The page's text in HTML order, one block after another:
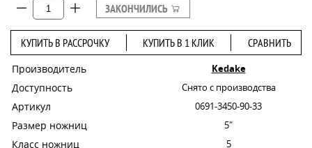
ЗАКОНЧИЛИСЬ
КУПИТЬ В РАССРОЧКУ КУПИТЬ В 1 КЛИК СРАВНИТЬ
Производитель Kedake
Доступность Снято с производства
Артикул 0691-3450-90-33
Размер ножниц 5"
Класс ножниц 5